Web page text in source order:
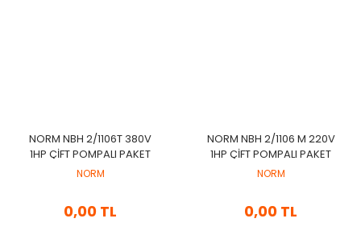
NORM NBH 2/1106T 380V
1HP ÇİFT POMPALI PAKET
HİDROFOR
NORM
0,00 TL
NORM NBH 2/1106 M 220V
1HP ÇİFT POMPALI PAKET
HİDROFOR
NORM
0,00 TL